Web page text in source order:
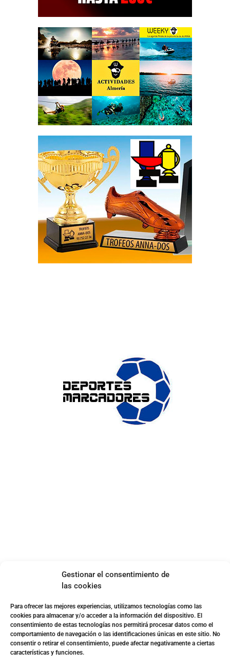
Gestionar el consentimiento de
las cookies
Para ofrecer las mejores experiencias, utilizamos tecnologías como las
cookies para almacenar y/o acceder a la información del dispositivo. El
consentimiento de estas tecnologías nos permitirá procesar datos como el
comportamiento de navegación o las identificaciones únicas en este sitio. No
consentir o retirar el consentimiento, puede afectar negativamente a ciertas
características y funciones.